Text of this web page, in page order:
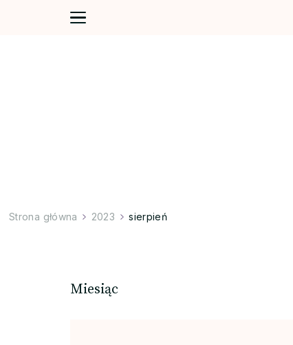
Strona główna 2023 sierpień
Miesiąc